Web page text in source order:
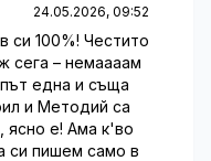
24.05.2026, 09:52
си 100%! Честито
сега – немаааам
една и съща
и Методий са
ясно е! Ама к'во
си пишем само в